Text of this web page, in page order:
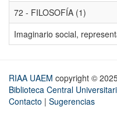
72 - FILOSOFÍA (1)
Imaginario social,
RIAA UAEM copyright ©
Biblioteca Central
Contacto | Sugerencias